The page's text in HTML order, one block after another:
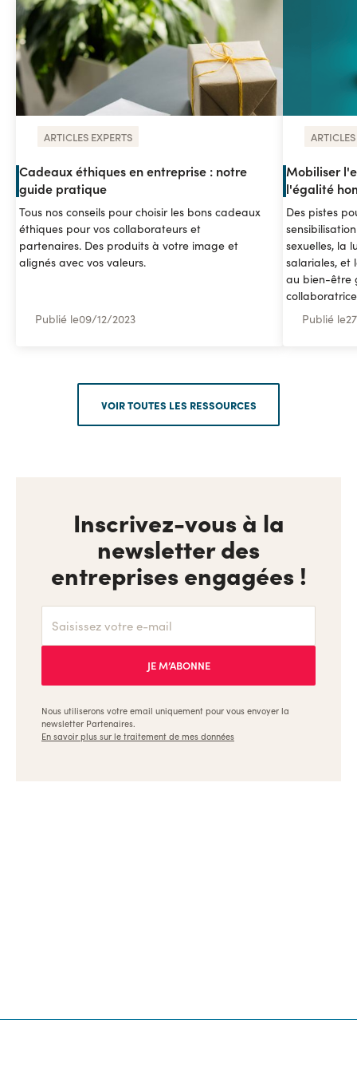
ARTICLES EXPERTS
Cadeaux éthiques en entreprise : notre
guide pratique
Tous nos conseils pour choisir les bons cadeaux
éthiques pour vos collaborateurs et
partenaires. Des produits à votre image et
alignés avec vos valeurs.
Publié le09/12/2023
Mobiliser
l'égalité
Des pistes
sexuelles, la
salariales, et
au bien-être
Publié le27
VOIR TOUTES LES RESSOURCES
Inscrivez-vous à la
newsletter des
entreprises engagées !
Nous utiliserons votre email uniquement pour vous envoyer la
newsletter Partenaires.
En savoir plus sur le traitement de mes données